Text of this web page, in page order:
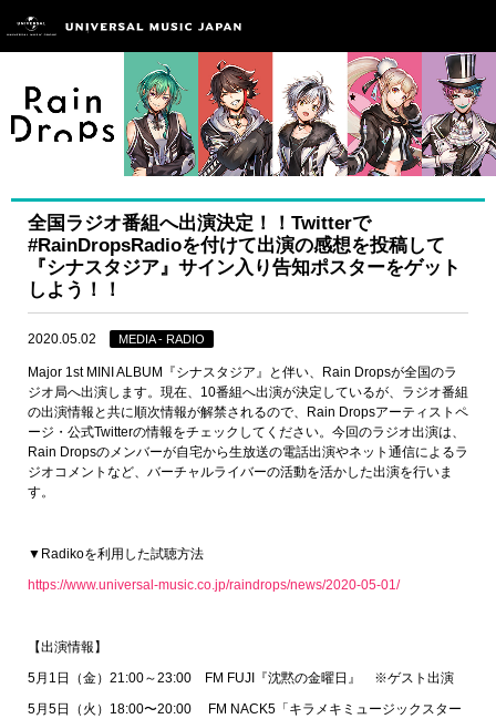
全国ラジオ番組へ出演決定！！Twitterで
#RainDropsRadioを付けて出演の感想を投稿して
『シナスタジア』サイン入り告知ポスターをゲット
しよう！！
2020.05.02 MEDIA - RADIO
Major 1st MINI ALBUM『シナスタジア』と伴い、Rain Dropsが全国のラ
ジオ局へ出演します。現在、10番組へ出演が決定しているが、ラジオ番組
の出演情報と共に順次情報が解禁されるので、Rain Dropsアーティストペ
ージ・公式Twitterの情報をチェックしてください。今回のラジオ出演は、
Rain Dropsのメンバーが自宅から生放送の電話出演やネット通信によるラ
ジオコメントなど、バーチャルライバーの活動を活かした出演を行いま
す。
▼Radikoを利用した試聴方法
https://www.universal-music.co.jp/raindrops/news/2020-05-01/
【出演情報】
5月1日（金）21:00～23:00 FM FUJI『沈黙の金曜日』 ※ゲスト出演
5月5日（火）18:00〜20:00 FM NACK5「キラメキミュージックスター